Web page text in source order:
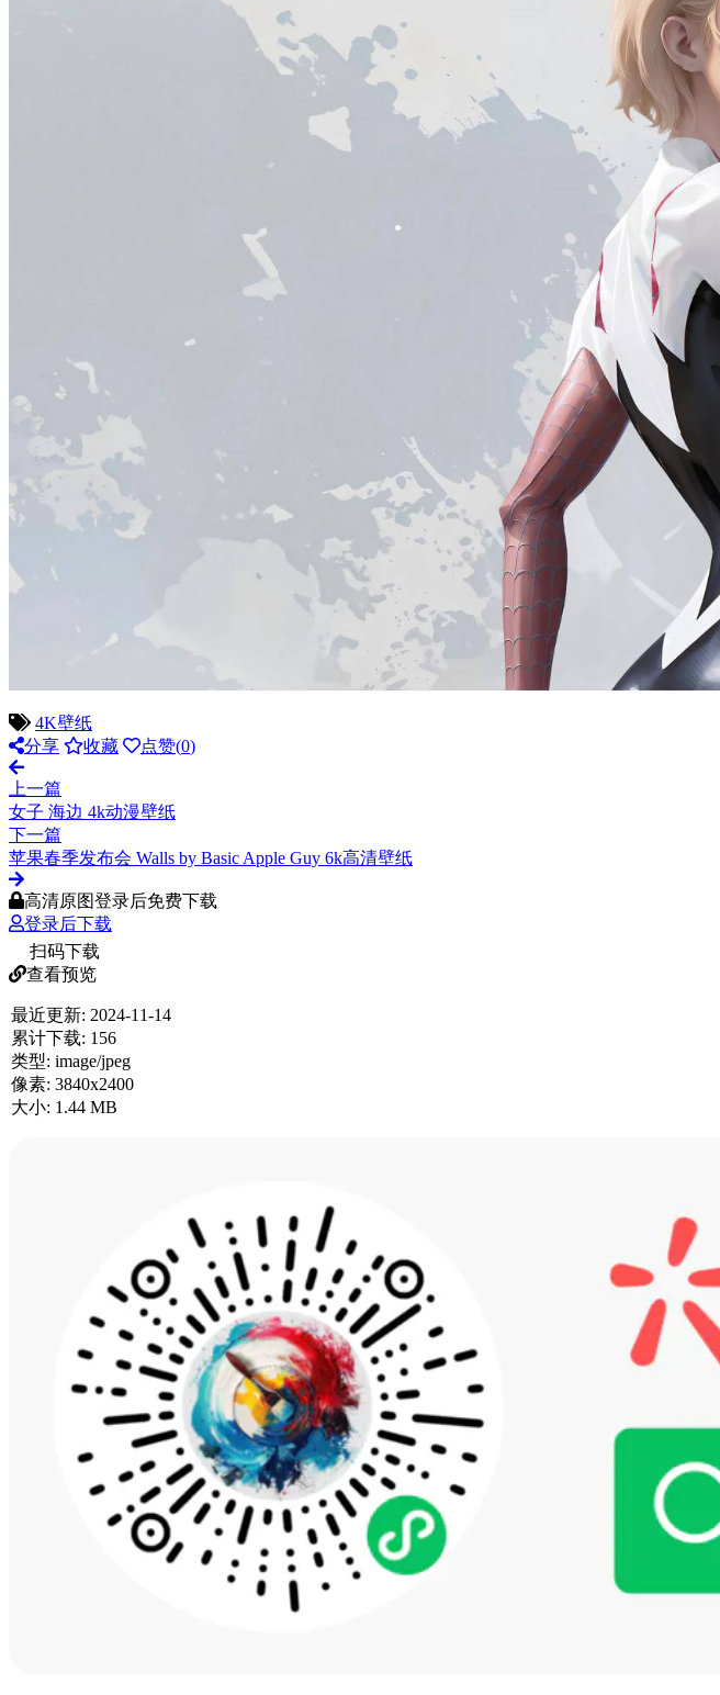
4K壁纸
分享
收藏 点赞(0)
上一篇
女子 海边 4k动漫壁纸
下一篇
苹果春季发布会 Walls by Basic Apple Guy 6k高清壁纸
高清原图登录后免费下载
登录后下载
扫码下载
查看预览
最近更新: 2024-11-14
累计下载: 156
类型: image/jpeg
像素: 3840x2400
大小: 1.44 MB